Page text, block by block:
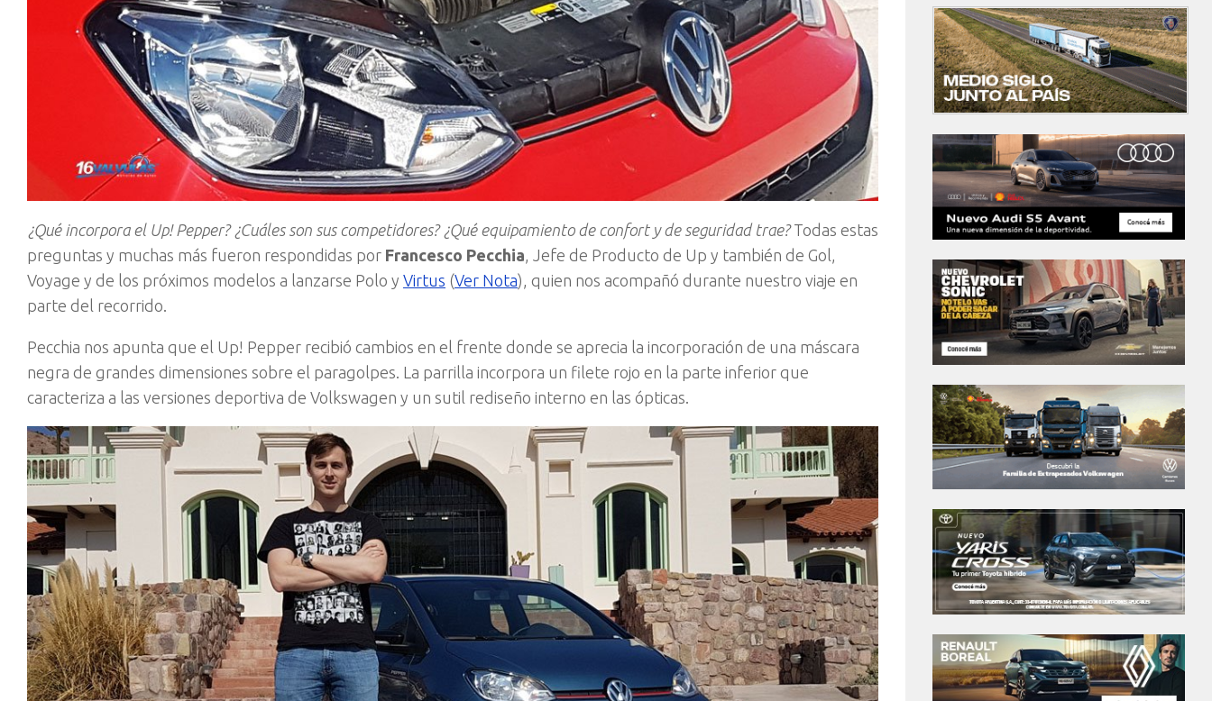
¿Qué incorpora el Up! Pepper? ¿Cuáles son sus competidores? ¿Qué equipamiento de confort y de seguridad trae?Todas estas
preguntas y muchas más fueron respondidas por Francesco Pecchia , Jefe de Producto de Up y también de Gol,
Voyage y de los próximos modelos a lanzarse Polo y Virtus (Ver Nota), quien nos acompañó durante nuestro viaje en
parte del recorrido.
Pecchia nos apunta que el Up! Pepper recibió cambios en el frente donde se aprecia la incorporación de una máscara
negra de grandes dimensiones sobre el paragolpes. La parrilla incorpora un filete rojo en la parte inferior que
caracteriza a las versiones deportiva de Volkswagen y un sutil rediseño interno en las ópticas.